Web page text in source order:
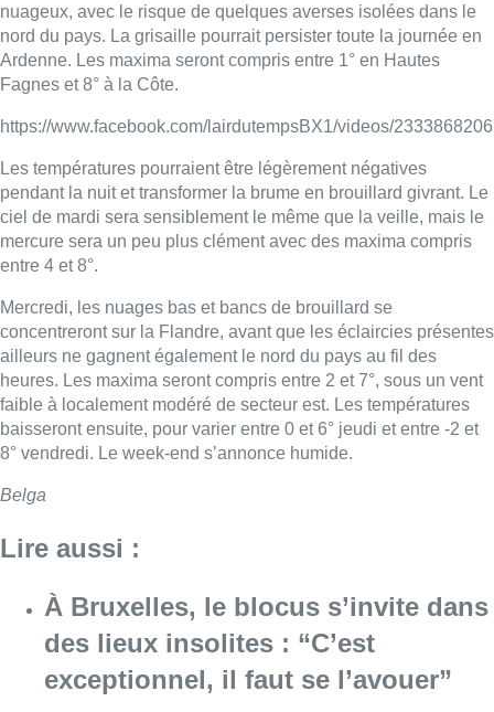
nuageux, avec le risque de quelques averses isolées dans le
nord du pays. La grisaille pourrait persister toute la journée en
Ardenne. Les maxima seront compris entre 1° en Hautes
Fagnes et 8° à la Côte.
https://www.facebook.com/lairdutempsBX1/videos/
Les températures pourraient être légèrement négatives
pendant la nuit et transformer la brume en brouillard givrant. Le
ciel de mardi sera sensiblement le même que la veille, mais le
mercure sera un peu plus clément avec des maxima compris
entre 4 et 8°.
Mercredi, les nuages bas et bancs de brouillard se
concentreront sur la Flandre, avant que les éclaircies présentes
ailleurs ne gagnent également le nord du pays au fil des
heures. Les maxima seront compris entre 2 et 7°, sous un vent
faible à localement modéré de secteur est. Les températures
baisseront ensuite, pour varier entre 0 et 6° jeudi et entre -2 et
8° vendredi. Le week-end s’annonce humide.
Belga
Lire aussi :
À Bruxelles, le blocus s’invite dans
des lieux insolites : “C’est
exceptionnel, il faut se l’avouer”